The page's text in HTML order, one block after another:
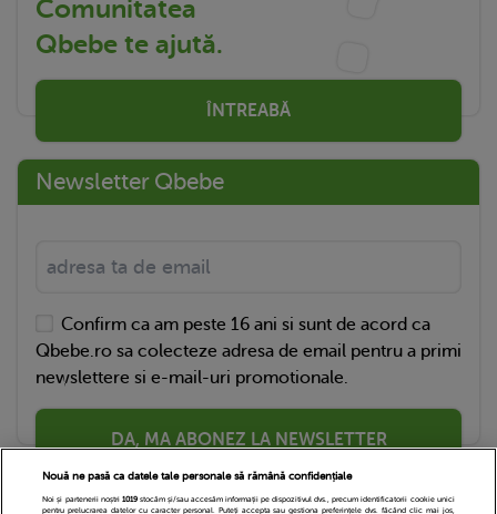
Comunitatea
Qbebe te ajută.
ÎNTREABĂ
Newsletter Qbebe
Confirm ca am peste 16 ani si sunt de acord ca
Qbebe.ro sa colecteze adresa de email pentru a primi
newslettere si e-mail-uri promotionale.
DA, MA ABONEZ LA NEWSLETTER
Nouă ne pasă ca datele tale personale să rămână confidențiale
Noi și partenerii noștri 1019stocăm și/sau accesăm informații pe dispozitivul dvs., precum identificatorii cookie unici
pentru prelucrarea datelor cu caracter personal. Puteți accepta sau gestiona preferințele dvs. făcând clic mai jos,